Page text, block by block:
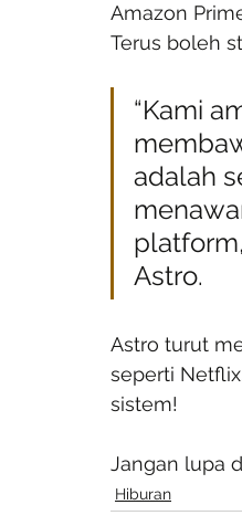
Amazon
Terus boleh
“Kami
adalah
Astro.
Astro turut
seperti
sistem!
Jangan lupa
Hiburan